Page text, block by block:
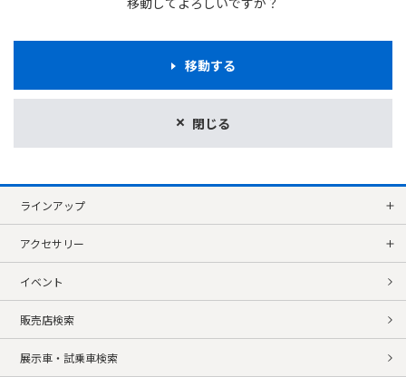
閉じる
移動する
ラインアップ
アクセサリー
イベント
販売店検索
展示車・試乗車検索